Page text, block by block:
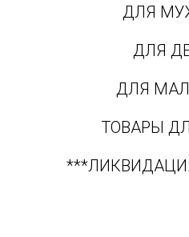
ДЛЯ
ДЛЯ
ДЛЯ
ТОВАРЫ